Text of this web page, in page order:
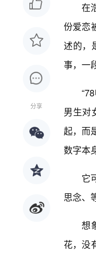
分享
在
份爱恋
述的，
事，一
男生对
起，而
数字本
它
思念、
想
花，没